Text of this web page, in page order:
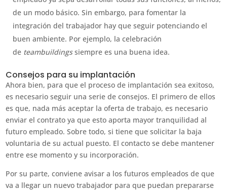
de un modo básico. Sin embargo, para fomentar la
integración del trabajador hay que seguir potenciando el
buen ambiente. Por ejemplo, la celebración
de teambuildingssiempre es una buena idea.
Consejos para su implantación
Ahora bien, para que el proceso de implantación sea exitoso,
es necesario seguir una serie de consejos. El primero de ellos
es que, nada más aceptar la oferta de trabajo, es necesario
enviar el contrato ya que esto aporta mayor tranquilidad al
futuro empleado. Sobre todo, si tiene que solicitar la baja
voluntaria de su actual puesto. El contacto se debe mantener
entre ese momento y su incorporación.
Por su parte, conviene avisar a los futuros empleados de que
va a llegar un nuevo trabajador para que puedan prepararse